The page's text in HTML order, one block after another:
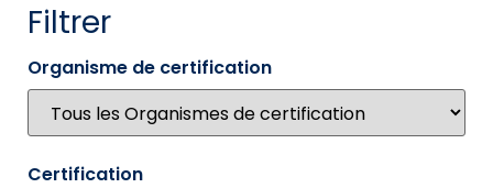
Filtrer
Organisme de certification
Certification